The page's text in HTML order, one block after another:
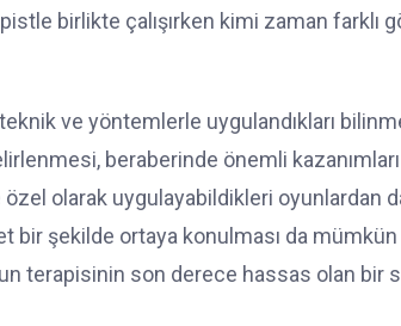
birlikte çalışırken kimi zaman farklı
ve yöntemlerle uygulandıkları
beraberinde önemli
özel olarak uygulayabildikleri oyunlardan
bir şekilde ortaya konulması da
terapisinin son derece hassas olan